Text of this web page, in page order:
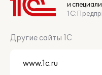
и
Другие сайты 1С